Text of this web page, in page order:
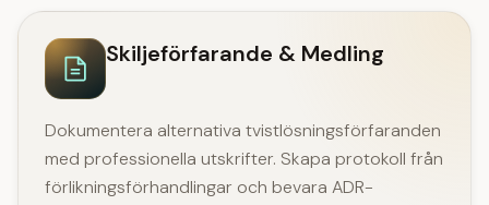
Skiljeförfarande & Medling
Dokumentera alternativa tvistlösningsförfaranden
med professionella utskrifter. Skapa protokoll från
förlikningsförhandlingar och bevara ADR-